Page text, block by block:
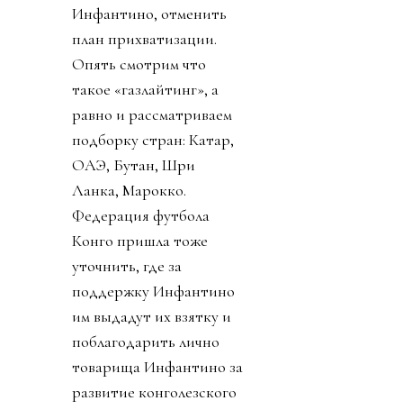
Инфантино, отменить
план прихватизации.
Опять смотрим что
такое «газлайтинг», а
равно и рассматриваем
подборку стран: Катар,
ОАЭ, Бутан, Шри
Ланка, Марокко.
Федерация футбола
Конго пришла тоже
уточнить, где за
поддержку Инфантино
им выдадут их взятку и
поблагодарить лично
товарища Инфантино за
развитие конголезского